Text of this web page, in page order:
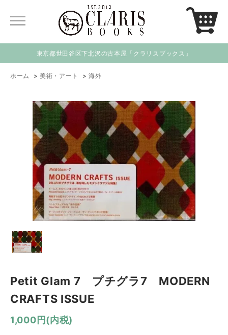
東京都世田谷区下北沢の古本屋「クラリスブックス」
ホーム > 美術・アート > 海外
Petit Glam 7 プチグラ7 MODERN
CRAFTS ISSUE
1,000円(内税)